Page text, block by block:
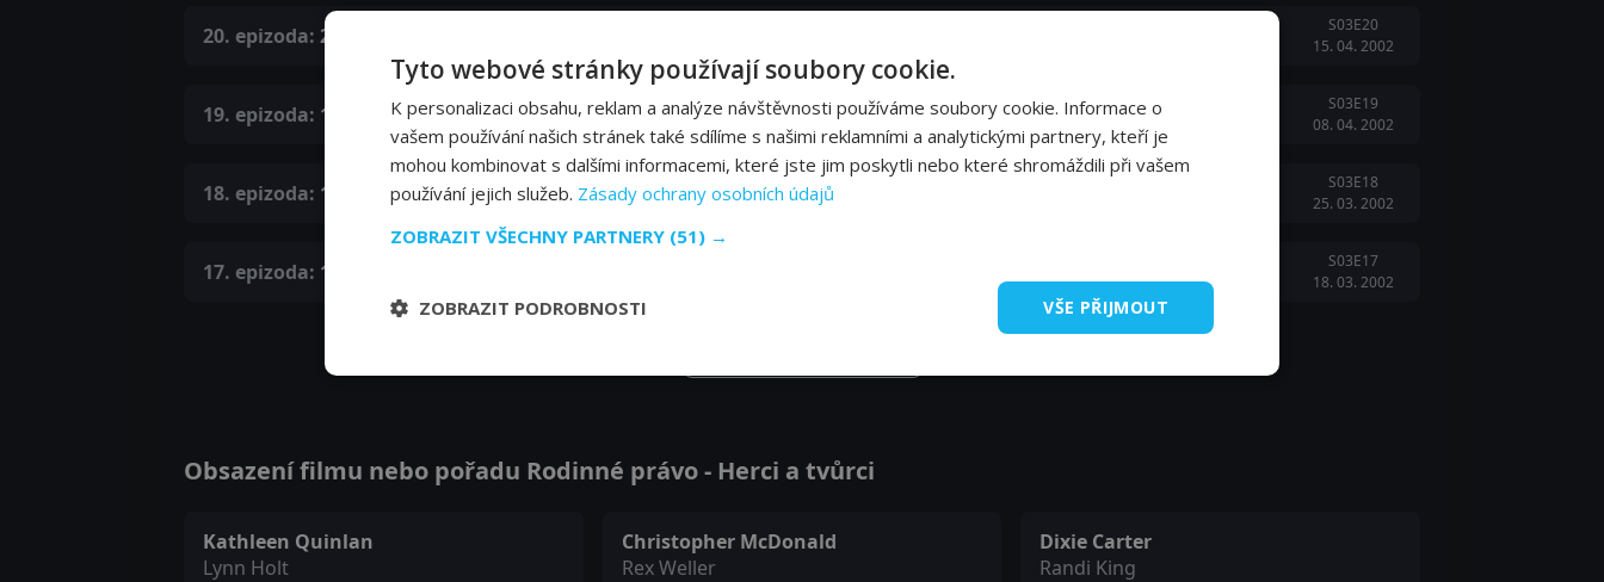
20. epizoda: 20. epizoda
S03E20
15. 04. 2002
19. epizoda: 19. epizoda
S03E19
08. 04. 2002
18. epizoda: 18. epizoda
S03E18
25. 03. 2002
17. epizoda: 17. epizoda
S03E17
18. 03. 2002
Obsazení filmu nebo pořadu Rodinné právo - Herci a tvůrci
Kathleen Quinlan
Lynn Holt
Christopher McDonald
Rex Weller
Dixie Carter
Randi King
Tyto webové stránky používají soubory cookie.
K personalizaci obsahu, reklam a analýze návštěvnosti používáme soubory cookie. Informace o
vašem používání našich stránek také sdílíme s našimi reklamními a analytickými partnery, kteří je
mohou kombinovat s dalšími informacemi, které jste jim poskytli nebo které shromáždili při vašem
používání jejich služeb. Zásady ochrany osobních údajů
ZOBRAZIT VŠECHNY PARTNERY (51) →
VŠE PŘIJMOUT
ZOBRAZIT PODROBNOSTI